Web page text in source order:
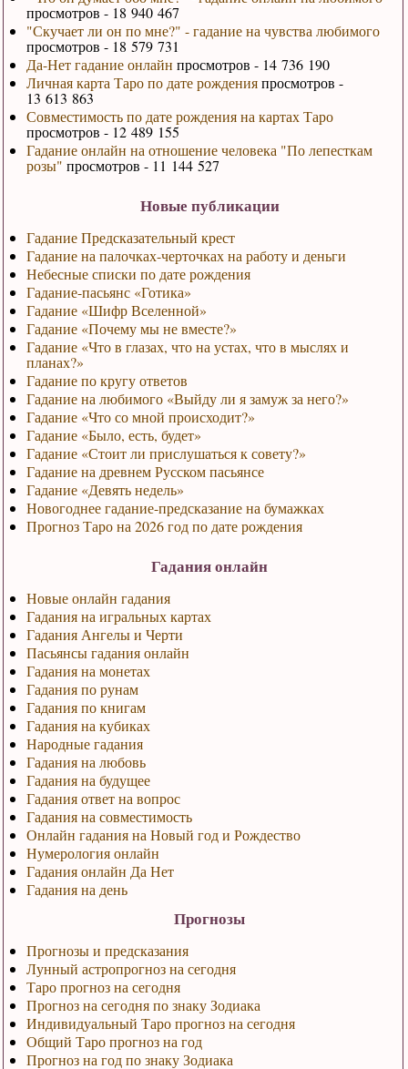
просмотров - 18 940 467
"Скучает ли он по мне?" - гадание на чувства любимого
просмотров - 18 579 731
Да-Нет гадание онлайн просмотров - 14 736 190
Личная карта Таро по дате рожденияпросмотров -
13 613 863
Совместимость по дате рождения на картах Таро
просмотров - 12 489 155
Гадание онлайн на отношение человека "По лепесткам
розы" просмотров - 11 144 527
Новые публикации
Гадание Предсказательный крест
Гадание на палочках-черточках на работу и деньги
Небесные списки по дате рождения
Гадание-пасьянс «Готика»
Гадание «Шифр Вселенной»
Гадание «Почему мы не вместе?»
Гадание «Что в глазах, что на устах, что в мыслях и
планах?»
Гадание по кругу ответов
Гадание на любимого «Выйду ли я замуж за него?»
Гадание «Что со мной происходит?»
Гадание «Было, есть, будет»
Гадание «Стоит ли прислушаться к совету?»
Гадание на древнем Русском пасьянсе
Гадание «Девять недель»
Новогоднее гадание-предсказание на бумажках
Прогноз Таро на 2026 год по дате рождения
Гадания онлайн
Новые онлайн гадания
Гадания на игральных картах
Гадания Ангелы и Черти
Пасьянсы гадания онлайн
Гадания на монетах
Гадания по рунам
Гадания по книгам
Гадания на кубиках
Народные гадания
Гадания на любовь
Гадания на будущее
Гадания ответ на вопрос
Гадания на совместимость
Онлайн гадания на Новый год и Рождество
Нумерология онлайн
Гадания онлайн Да Нет
Гадания на день
Прогнозы
Прогнозы и предсказания
Лунный астропрогноз на сегодня
Таро прогноз на сегодня
Прогноз на сегодня по знаку Зодиака
Индивидуальный Таро прогноз на сегодня
Общий Таро прогноз на год
Прогноз на год по знаку Зодиака